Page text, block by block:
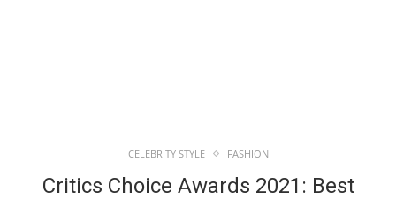
CELEBRITY STYLE FASHION
Critics Choice Awards 2021: Best